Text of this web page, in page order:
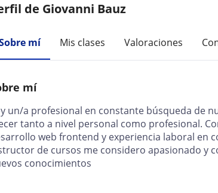
de Giovanni Bauz
mí Mis clases Valoraciones
mí
un/a profesional en constante búsqueda de
tanto a nivel personal como profesional.
web frontend y experiencia laboral en
de cursos me considero apasionado y
conocimientos